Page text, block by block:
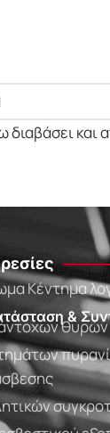
διαβάσει και
Κέντημα
&
θυρών